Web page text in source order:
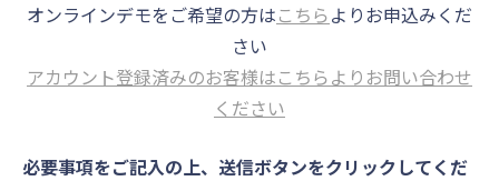
オンラインデモをご希望の方はこちらよりお申込みくだ
さい
アカウント登録済みのお客様はこちらよりお問い合わせ
ください
必要事項をご記入の上、送信ボタンをクリックしてくだ